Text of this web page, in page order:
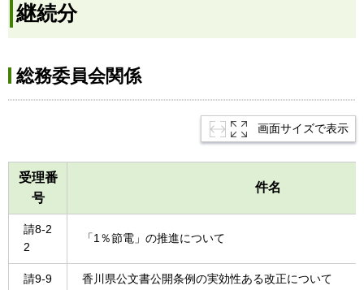
継続分
総務委員会関係
画面サイズで表示
受理番
号
件名
請8-2
2
「1％節電」の推進について
請9-9 香川県公文書公開条例の実効性ある改正について